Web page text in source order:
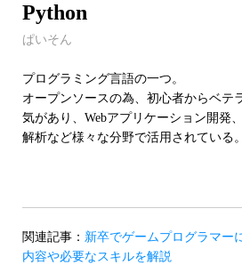
Python
ぱいそん
プログラミング言語の一つ。
オープンソースの為、初心者からベテ
気があり、Webアプリケーション開発
解析など様々な分野で活用されている。
関連記事： 新卒でゲームプログラマー
内容や必要なスキルを解説